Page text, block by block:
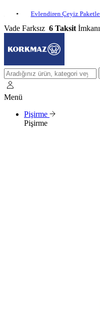
Evlendiren Çeyiz Paketleri •
Vade Farksız 6 Taksit İmkanı
Menü
Pişirme
Pişirme